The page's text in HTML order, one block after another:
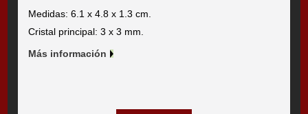
Medidas: 6.1 x 4.8 x 1.3 cm.
Cristal principal: 3 x 3 mm.
Más información